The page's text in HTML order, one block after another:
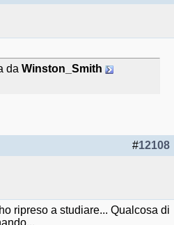
da Winston_Smith
#12108
ripreso a studiare... Qualcosa di